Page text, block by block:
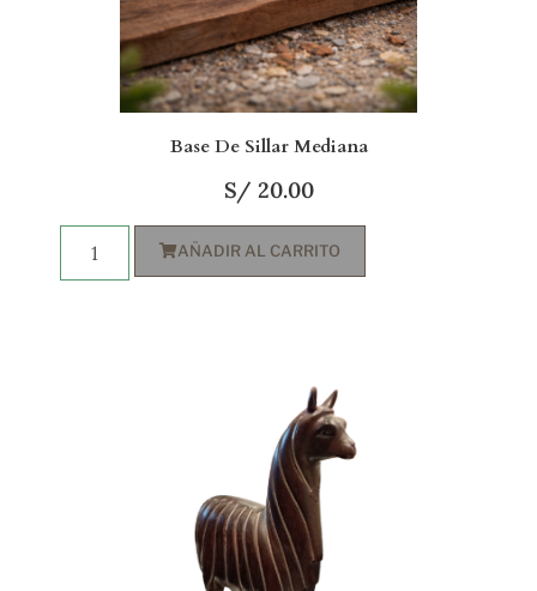
Base De Sillar Mediana
S/ 20.00
AÑADIR AL CARRITO